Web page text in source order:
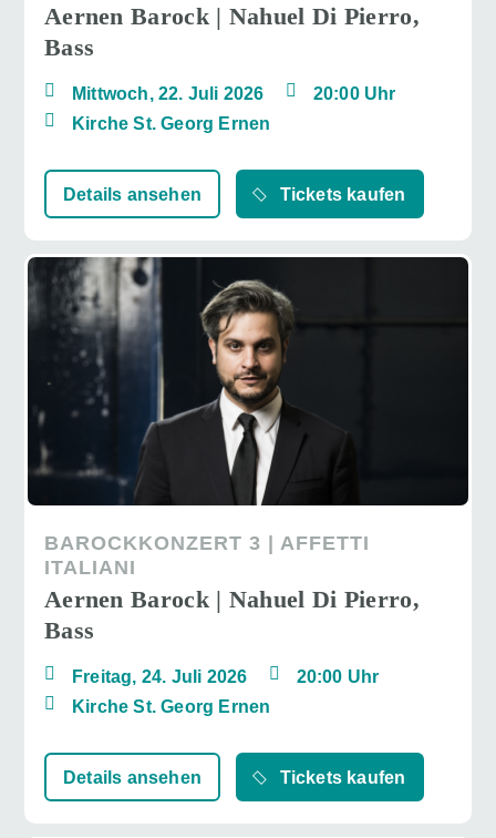
Aernen Barock | Nahuel Di Pierro,
Bass
Mittwoch, 22. Juli 2026
20:00 Uhr
Kirche St. Georg Ernen
Details ansehen Tickets kaufen
BAROCKKONZERT 3 | AFFETTI
ITALIANI
Aernen Barock | Nahuel Di Pierro,
Bass
Freitag, 24. Juli 2026
20:00 Uhr
Kirche St. Georg Ernen
Details ansehen Tickets kaufen